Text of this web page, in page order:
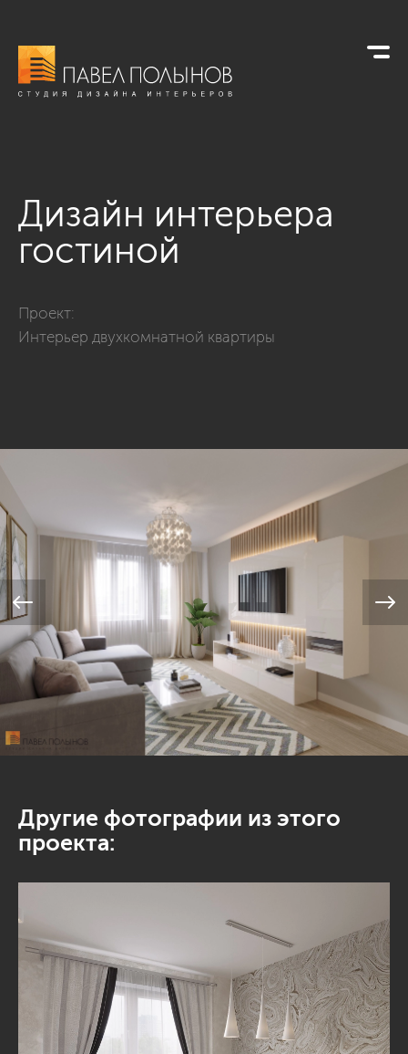
Дизайн интерьера
гостиной
Проект:
Интерьер двухкомнатной квартиры
Другие фотографии из этого
проекта: